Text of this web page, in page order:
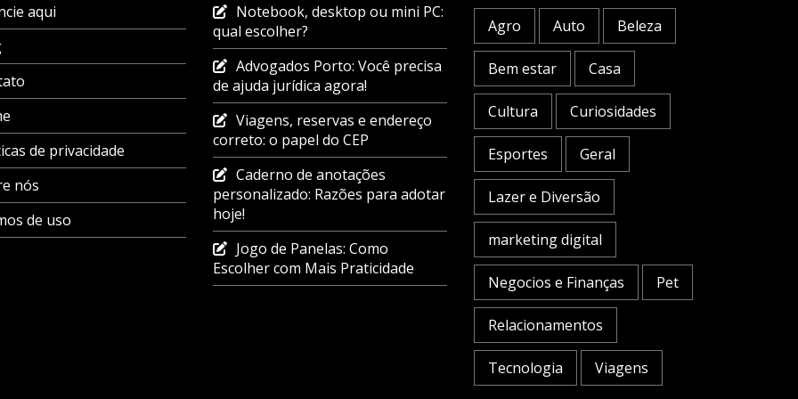
aqui
de privacidade
nós
de uso
Notebook, desktop ou mini PC:
qual escolher?
Advogados Porto: Você precisa
de ajuda jurídica agora!
Viagens, reservas e endereço
correto: o papel do CEP
Caderno de anotações
personalizado: Razões para adotar
hoje!
Jogo de Panelas: Como
Escolher com Mais Praticidade
Agro Auto Beleza
Bem estar Casa
Cultura Curiosidades
Esportes Geral
Lazer e Diversão
marketing digital
Negocios e Finanças Pet
Relacionamentos
Tecnologia Viagens